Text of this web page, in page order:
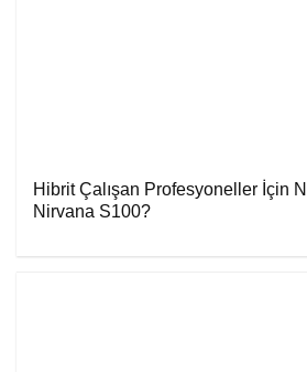
Hibrit Çalışan Profesyoneller İçin
Nirvana S100?